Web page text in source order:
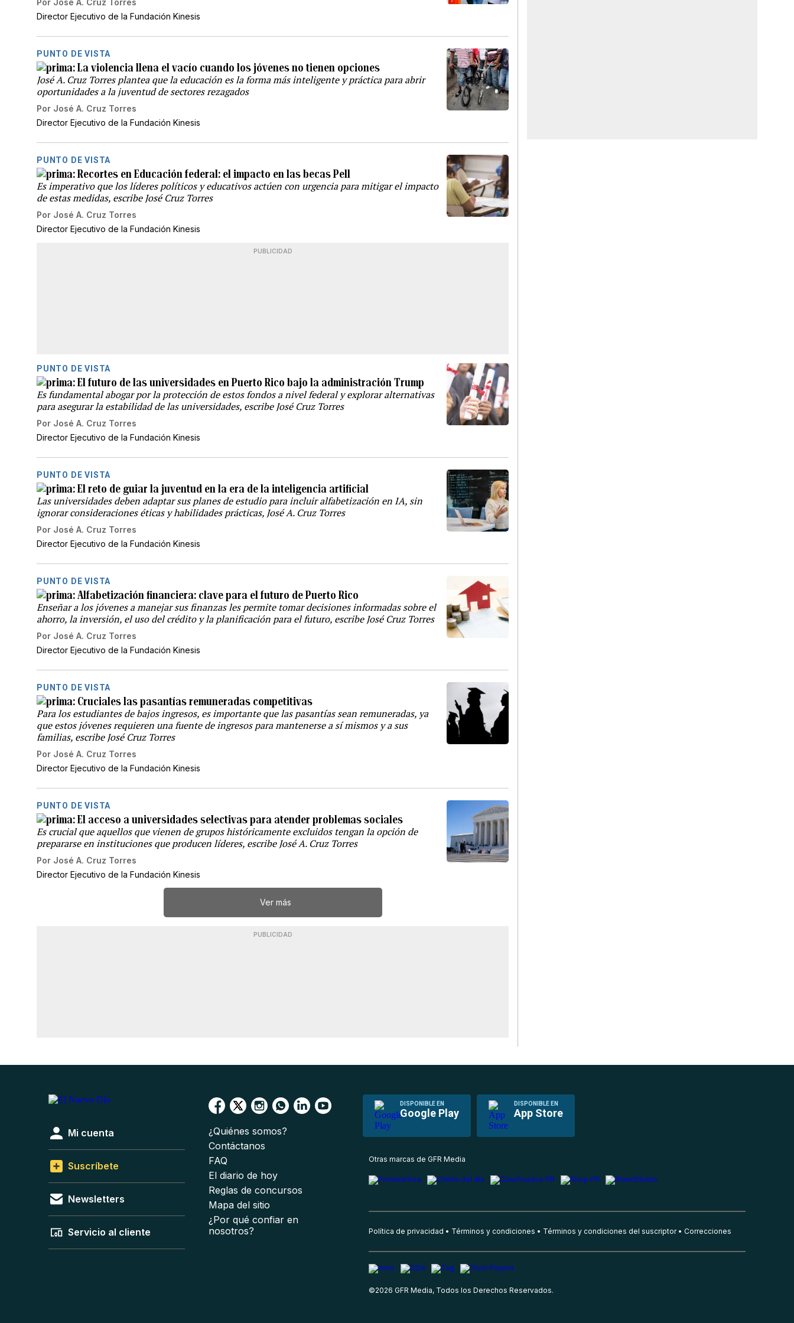
Por José A. Cruz Torres
Director Ejecutivo de la Fundación Kinesis
PUNTO DE VISTA
La violencia llena el vacío cuando los jóvenes no tienen opciones
José A. Cruz Torres plantea que la educación es la forma más inteligente y práctica para abrir
oportunidades a la juventud de sectores rezagados
Por José A. Cruz Torres
Director Ejecutivo de la Fundación Kinesis
PUNTO DE VISTA
Recortes en Educación federal: el impacto en las becas Pell
Es imperativo que los líderes políticos y educativos actúen con urgencia para mitigar el impacto
de estas medidas, escribe José Cruz Torres
Por José A. Cruz Torres
Director Ejecutivo de la Fundación Kinesis
PUBLICIDAD
PUNTO DE VISTA
El futuro de las universidades en Puerto Rico bajo la administración Trump
Es fundamental abogar por la protección de estos fondos a nivel federal y explorar alternativas
para asegurar la estabilidad de las universidades, escribe José Cruz Torres
Por José A. Cruz Torres
Director Ejecutivo de la Fundación Kinesis
PUNTO DE VISTA
El reto de guiar la juventud en la era de la inteligencia artificial
Las universidades deben adaptar sus planes de estudio para incluir alfabetización en IA, sin
ignorar consideraciones éticas y habilidades prácticas, José A. Cruz Torres
Por José A. Cruz Torres
Director Ejecutivo de la Fundación Kinesis
PUNTO DE VISTA
Alfabetización financiera: clave para el futuro de Puerto Rico
Enseñar a los jóvenes a manejar sus finanzas les permite tomar decisiones informadas sobre el
ahorro, la inversión, el uso del crédito y la planificación para el futuro, escribe José Cruz Torres
Por José A. Cruz Torres
Director Ejecutivo de la Fundación Kinesis
PUNTO DE VISTA
Cruciales las pasantías remuneradas competitivas
Para los estudiantes de bajos ingresos, es importante que las pasantías sean remuneradas, ya
que estos jóvenes requieren una fuente de ingresos para mantenerse a sí mismos y a sus
familias, escribe José Cruz Torres
Por José A. Cruz Torres
Director Ejecutivo de la Fundación Kinesis
PUNTO DE VISTA
El acceso a universidades selectivas para atender problemas sociales
Es crucial que aquellos que vienen de grupos históricamente excluidos tengan la opción de
prepararse en instituciones que producen líderes, escribe José A. Cruz Torres
Por José A. Cruz Torres
Director Ejecutivo de la Fundación Kinesis
Ver más
PUBLICIDAD
DISPONIBLE EN
Google Play
DISPONIBLE EN
App Store
Mi cuenta
Suscríbete
Newsletters
Servicio al cliente
¿Quiénes somos?
Contáctanos
FAQ
El diario de hoy
Reglas de concursos
Mapa del sitio
¿Por qué confiar en
nosotros?
Otras marcas de GFR Media
Política de privacidad Términos y condiciones Términos y condiciones del suscriptor Correcciones
©2026 GFR Media, Todos los Derechos Reservados.